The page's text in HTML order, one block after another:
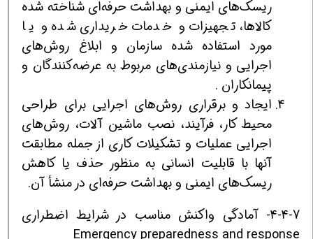
ریسک‌های ایمنی و بهداشت حرفه‌ای شناخته شده
کالاها، تجهیزات و خدمات خریداری شده و یا
مورد استفاده شده سازمان و ابلاغ روش‌های
اجرایی و نیازمندی‌های مربوط به عرضه‌کنندگان و
پیمانکاران .
ایجاد و برقراری روش‌های اجرایی برای طراحی
محیط کار، فرآیند، نصب ماشین‌ آلات، روش‌های
اجرایی عملیات و تشکیلات کاری از جمله مطابقت
آنها با قابلیت انسانی به منظور حذف یا کاهش
ریسک‌های ایمنی و بهداشت حرفه‌ای در منشأ آن.
4-4-7- آمادگی واکنش مناسب در شرایط اضطراری
Emergency preparedness and response